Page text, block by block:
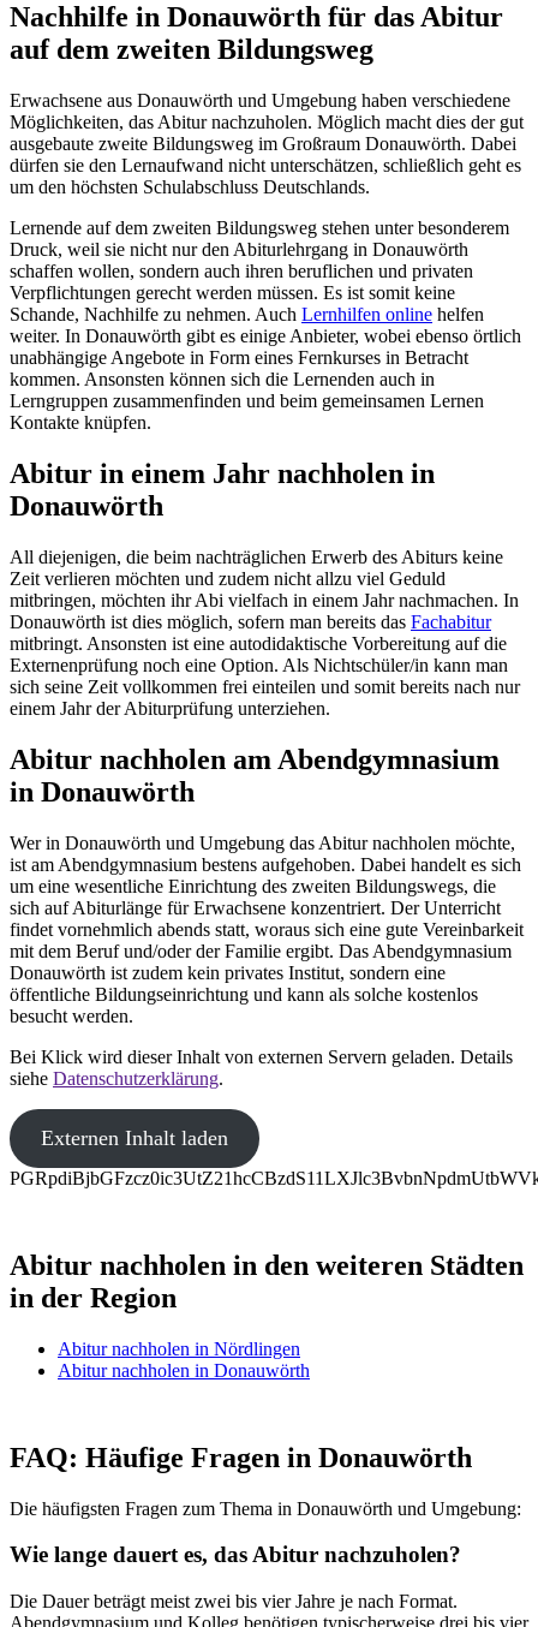
Nachhilfe in Donauwörth für das Abitur
auf dem zweiten Bildungsweg
Erwachsene aus Donauwörth und Umgebung haben verschiedene
Möglichkeiten, das Abitur nachzuholen. Möglich macht dies der gut
ausgebaute zweite Bildungsweg im Großraum Donauwörth. Dabei
dürfen sie den Lernaufwand nicht unterschätzen, schließlich geht es
um den höchsten Schulabschluss Deutschlands.
Lernende auf dem zweiten Bildungsweg stehen unter besonderem
Druck, weil sie nicht nur den Abiturlehrgang in Donauwörth
schaffen wollen, sondern auch ihren beruflichen und privaten
Verpflichtungen gerecht werden müssen. Es ist somit keine
Schande, Nachhilfe zu nehmen. Auch Lernhilfen online helfen
weiter. In Donauwörth gibt es einige Anbieter, wobei ebenso örtlich
unabhängige Angebote in Form eines Fernkurses in Betracht
kommen. Ansonsten können sich die Lernenden auch in
Lerngruppen zusammenfinden und beim gemeinsamen Lernen
Kontakte knüpfen.
Abitur in einem Jahr nachholen in
Donauwörth
All diejenigen, die beim nachträglichen Erwerb des Abiturs keine
Zeit verlieren möchten und zudem nicht allzu viel Geduld
mitbringen, möchten ihr Abi vielfach in einem Jahr nachmachen. In
Donauwörth ist dies möglich, sofern man bereits das Fachabitur
mitbringt. Ansonsten ist eine autodidaktische Vorbereitung auf die
Externenprüfung noch eine Option. Als Nichtschüler/in kann man
sich seine Zeit vollkommen frei einteilen und somit bereits nach nur
einem Jahr der Abiturprüfung unterziehen.
Abitur nachholen am Abendgymnasium
in Donauwörth
Wer in Donauwörth und Umgebung das Abitur nachholen möchte,
ist am Abendgymnasium bestens aufgehoben. Dabei handelt es sich
um eine wesentliche Einrichtung des zweiten Bildungswegs, die
sich auf Abiturlänge für Erwachsene konzentriert. Der Unterricht
findet vornehmlich abends statt, woraus sich eine gute Vereinbarkeit
mit dem Beruf und/oder der Familie ergibt. Das Abendgymnasium
Donauwörth ist zudem kein privates Institut, sondern eine
öffentliche Bildungseinrichtung und kann als solche kostenlos
besucht werden.
Bei Klick wird dieser Inhalt von externen Servern geladen. Details
siehe Datenschutzerklärung.
Externen Inhalt laden
Abitur nachholen in den weiteren Städten
in der Region
Abitur nachholen in Nördlingen
Abitur nachholen in Donauwörth
FAQ: Häufige Fragen in Donauwörth
Die häufigsten Fragen zum Thema in Donauwörth und Umgebung:
Wie lange dauert es, das Abitur nachzuholen?
Die Dauer beträgt meist zwei bis vier Jahre je nach Format.
Abendgymnasium und Kolleg benötigen typischerweise drei bis vier